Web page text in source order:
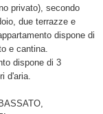
privato), secondo
due terrazze e
dispone di
e cantina.
dispone di 3
d'aria.